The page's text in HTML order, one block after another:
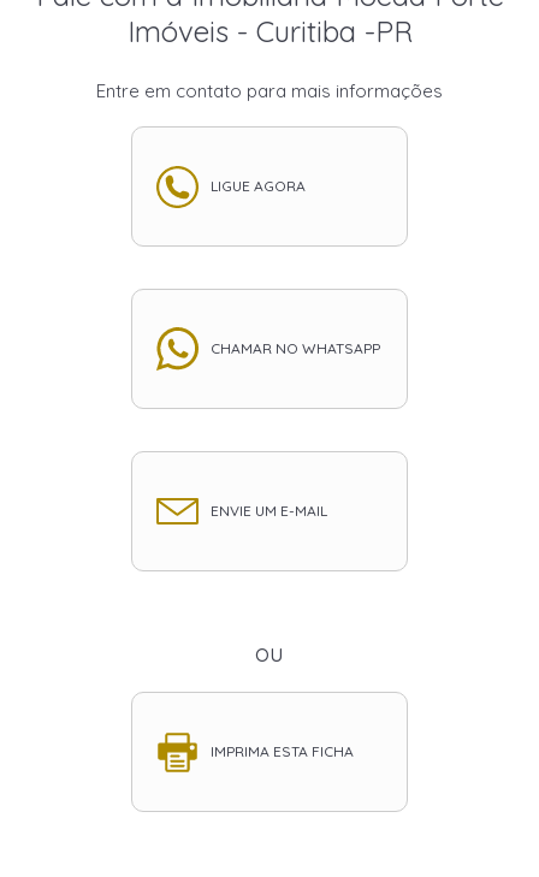
Imóveis - Curitiba -PR
Entre em contato para mais informações
LIGUE AGORA
CHAMAR NO WHATSAPP
ENVIE UM E-MAIL
ou
IMPRIMA ESTA FICHA